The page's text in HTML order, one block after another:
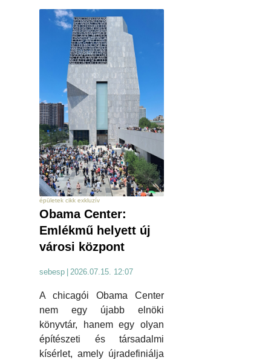
épületek cikk exkluzív
Obama Center:
Emlékmű helyett új
városi központ
sebesp 2026.07.15. 12:07
A chicagói Obama Center
nem egy újabb elnöki
könyvtár, hanem egy olyan
építészeti és társadalmi
kísérlet, amely újradefiniálja